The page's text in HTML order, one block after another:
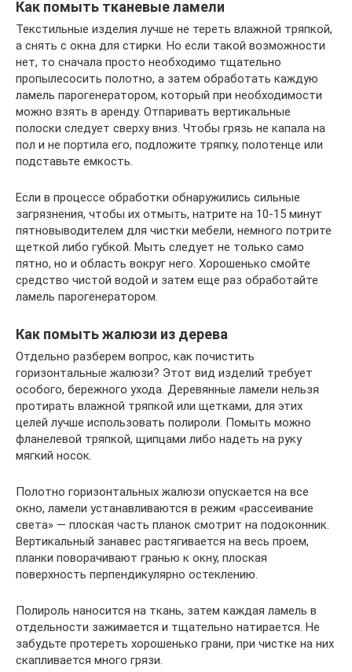
Как помыть тканевые ламели
Текстильные изделия лучше не тереть влажной тряпкой,
а снять с окна для стирки. Но если такой возможности
нет, то сначала просто необходимо тщательно
пропылесосить полотно, а затем обработать каждую
ламель парогенератором, который при необходимости
можно взять в аренду. Отпаривать вертикальные
полоски следует сверху вниз. Чтобы грязь не капала на
пол и не портила его, подложите тряпку, полотенце или
подставьте емкость.
Если в процессе обработки обнаружились сильные
загрязнения, чтобы их отмыть, натрите на 10-15 минут
пятновыводителем для чистки мебели, немного потрите
щеткой либо губкой. Мыть следует не только само
пятно, но и область вокруг него. Хорошенько смойте
средство чистой водой и затем еще раз обработайте
ламель парогенератором.
Как помыть жалюзи из дерева
Отдельно разберем вопрос, как почистить
горизонтальные жалюзи? Этот вид изделий требует
особого, бережного ухода. Деревянные ламели нельзя
протирать влажной тряпкой или щетками, для этих
целей лучше использовать полироли. Помыть можно
фланелевой тряпкой, щипцами либо надеть на руку
мягкий носок.
Полотно горизонтальных жалюзи опускается на все
окно, ламели устанавливаются в режим «рассеивание
света» — плоская часть планок смотрит на подоконник.
Вертикальный занавес растягивается на весь проем,
планки поворачивают гранью к окну, плоская
поверхность перпендикулярно остеклению.
Полироль наносится на ткань, затем каждая ламель в
отдельности зажимается и тщательно натирается. Не
забудьте протереть хорошенько грани, при чистке на них
скапливается много грязи.